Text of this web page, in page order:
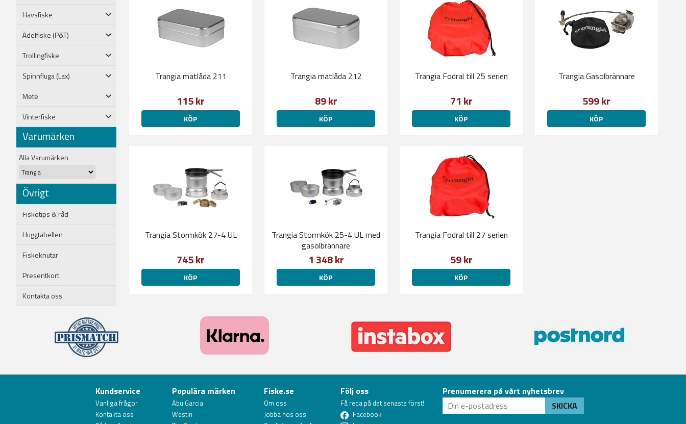
Havsfiske
Ädelfiske (P&T)
Trollingfiske
Spinnfluga (Lax)
Mete
Vinterfiske
Varumärken
Alla Varumärken
Övrigt
Fisketips & råd
Huggtabellen
Fiskeknutar
Presentkort
Kontakta oss
Trangia matlåda 211
115 kr
KÖP
Trangia matlåda 212
89 kr
KÖP
Trangia Fodral till 25 serien
71 kr
KÖP
Trangia Gasolbrännare
599 kr
KÖP
Trangia Stormkök 27-4 UL
745 kr
KÖP
Trangia Stormkök 25-4 UL med
gasolbrännare
1 348 kr
KÖP
Trangia Fodral till 27 serien
59 kr
KÖP
Kundservice
Vanliga frågor
Kontakta oss
Populära märken
Abu Garcia
Westin
Fiske.se
Om oss
Jobba hos oss
Följ oss
Få reda på det senaste först!
Facebook
Prenumerera på vårt nyhetsbrev
SKICKA